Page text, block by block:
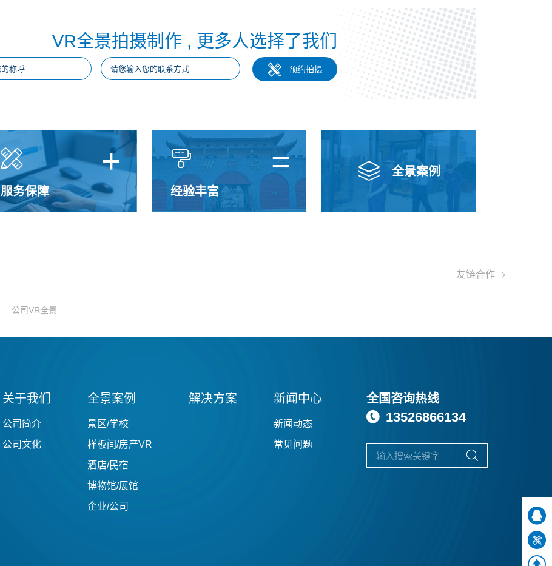


VR全景拍摄制作 , 更多人选择了我们
 预约拍摄

服务保障
+ 
经验丰富
=  全景案例
友链合作 
公司VR全景
关于我们
公司简介
公司文化
全景案例
景区/学校
样板间/房产VR
酒店/民宿
博物馆/展馆
企业/公司
解决方案 新闻中心
新闻动态
常见问题
全国咨询热线
 13526866134
